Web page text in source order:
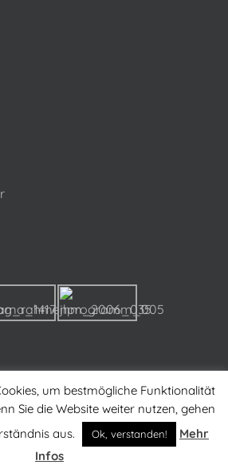
Hettenhausen e.V. | All Rights Reserved
um bestmögliche Funktionalität
Sie die Website weiter nutzen, gehen
aus.
Ok, verstanden!
Mehr
Infos
Newsletter-Anmeldung